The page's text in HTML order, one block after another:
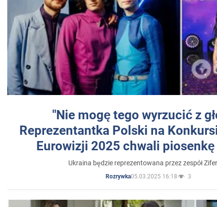
"Nie mogę tego wyrzucić z
Reprezentantka Polski na
Eurowizji 2025 chwali
Ukraina będzie reprezentowana przez zespół
Rozrywka05.03.2025 16:18 3